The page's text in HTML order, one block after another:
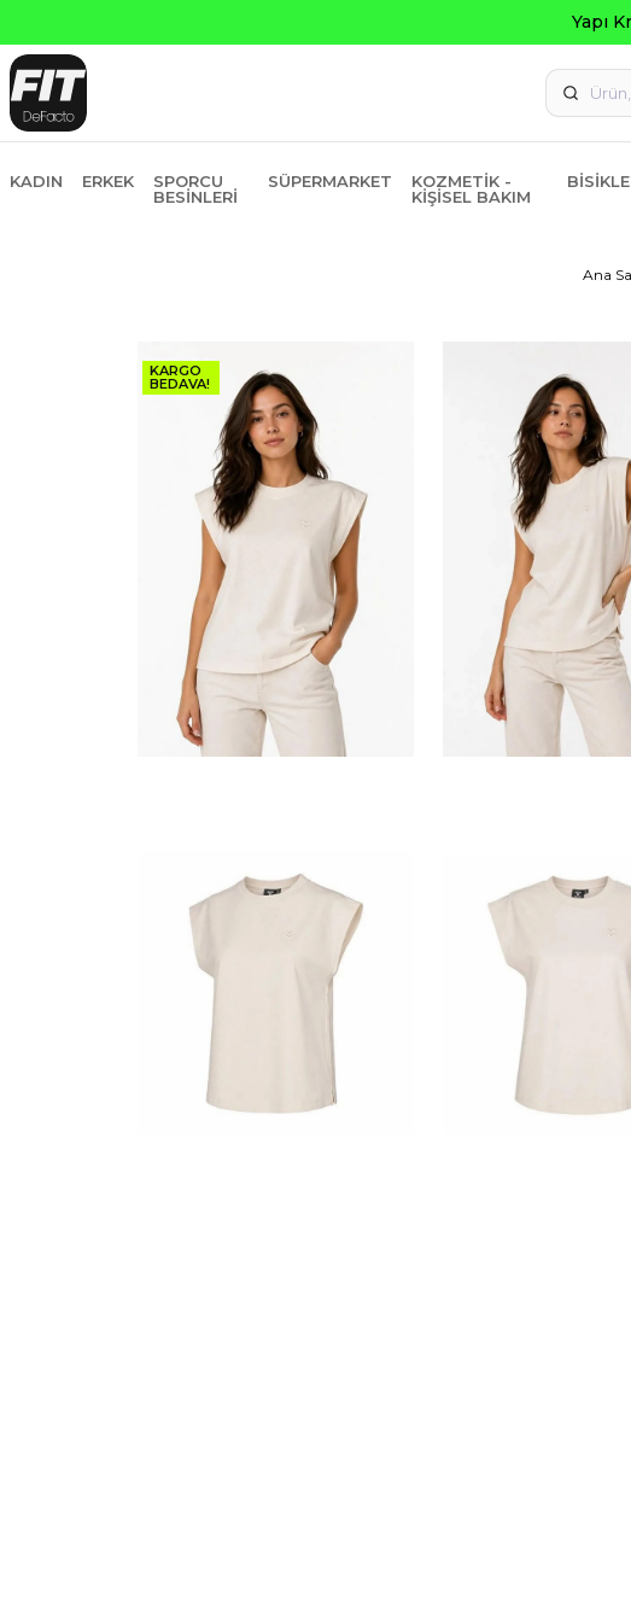
KADIN ERKEK
SPORCU
BESINLERI
SÜPERMARKET
KOZMETIK -
KIŞISEL BAKIM
Ana
KARGO
BEDAVA!